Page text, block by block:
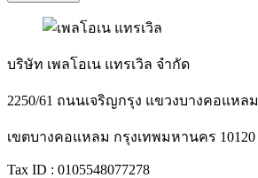
บริษัท เพลโอเน แทรเวิล จำกัด
2250/61 ถนนเจริญกรุง แขวงบางคอแหลม
เขตบางคอแหลม กรุงเทพมหานคร 10120
Tax ID : 0105548077278